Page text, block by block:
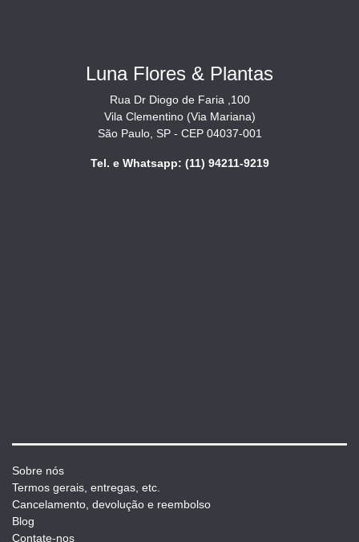
Luna Flores & Plantas
Rua Dr Diogo de Faria ,100
Vila Clementino (Via Mariana)
São Paulo, SP - CEP 04037-001
Tel. e Whatsapp: (11) 94211-9219
Sobre nós
Termos gerais, entregas, etc.
Cancelamento, devolução e reembolso
Blog
Contate-nos